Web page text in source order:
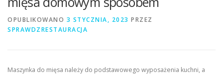
OPUBLIKOWANO 3 STYCZNIA, 2023 PRZEZ
SPRAWDZRESTAURACJA
Maszynka do mięsa należy do podstawowego wyposażenia kuchni, a